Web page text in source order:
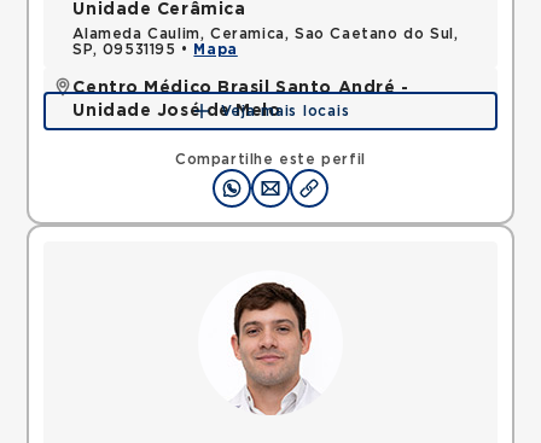
Compartilhe este perfil
Unidade Cerâmica
Alameda Caulim, Ceramica, Sao Caetano do Sul,
SP, 09531195 •
Mapa
Centro Médico Brasil Santo André -
Unidade José de Melo
Rua Jose de Melo, Vila Dora, Santo Andre, SP,
09030580 •Mapa
Veja mais locais